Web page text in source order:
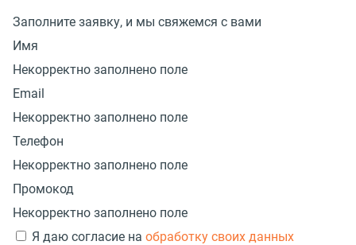
Заполните заявку, и мы свяжемся с вами
Имя
Некорректно заполнено поле
Email
Некорректно заполнено поле
Телефон
Некорректно заполнено поле
Промокод
Некорректно заполнено поле
Я даю согласие на обработку своих данных